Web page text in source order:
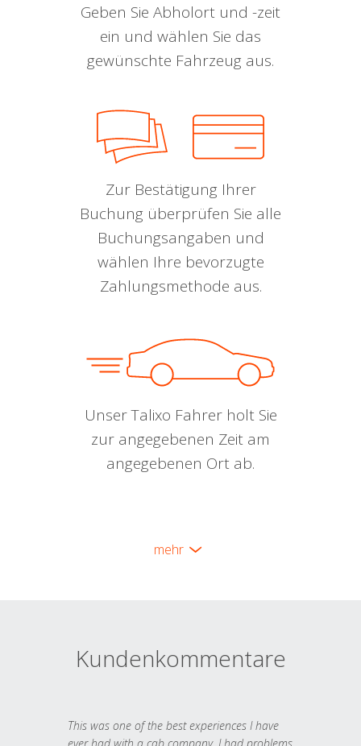
Geben Sie Abholort und -zeit
ein und wählen Sie das
gewünschte Fahrzeug aus.
Zur Bestätigung Ihrer
Buchung überprüfen Sie alle
Buchungsangaben und
wählen Ihre bevorzugte
Zahlungsmethode aus.
Unser Talixo Fahrer holt Sie
zur angegebenen Zeit am
angegebenen Ort ab.
mehr
Kundenkommentare
This was one of the best experiences I have